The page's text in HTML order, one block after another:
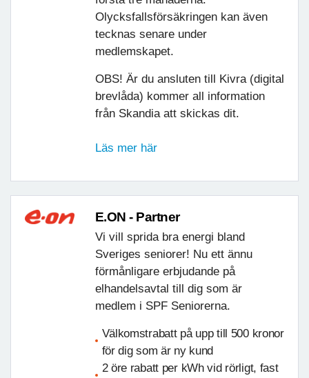
Olycksfallsförsäkringen kan även
tecknas senare under
medlemskapet.
OBS! Är du ansluten till Kivra (digital
brevlåda) kommer all information
från Skandia att skickas dit.
Läs mer här
E.ON - Partner
Vi vill sprida bra energi bland
Sveriges seniorer! Nu ett ännu
förmånligare erbjudande på
elhandelsavtal till dig som är
medlem i SPF Seniorerna.
Välkomstrabatt på upp till 500 kronor
för dig som är ny kund
2 öre rabatt per kWh vid rörligt, fast